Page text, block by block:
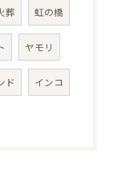
葬 虹の橋
ヤモリ
ド インコ